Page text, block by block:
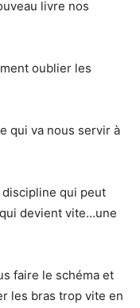
livre nos
oublier les
qui va nous servir à
discipline qui peut
devient vite…une
faire le schéma et
les bras trop vite en